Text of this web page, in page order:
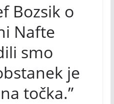
Bozsik o
Nafte
smo
je
točka.”